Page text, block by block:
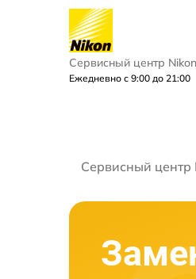
Сервисный центр Nikon
Ежедневно с 9:00 до 21:00
Сервисный центр